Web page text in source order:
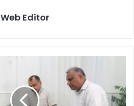
Web Editor